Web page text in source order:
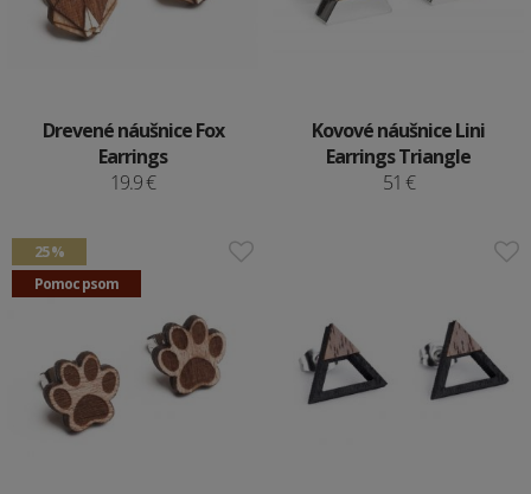
Drevené náušnice Fox
Earrings
19.9 €
Kovové náušnice Lini
Earrings Triangle
51 €
25 %
Pomoc psom